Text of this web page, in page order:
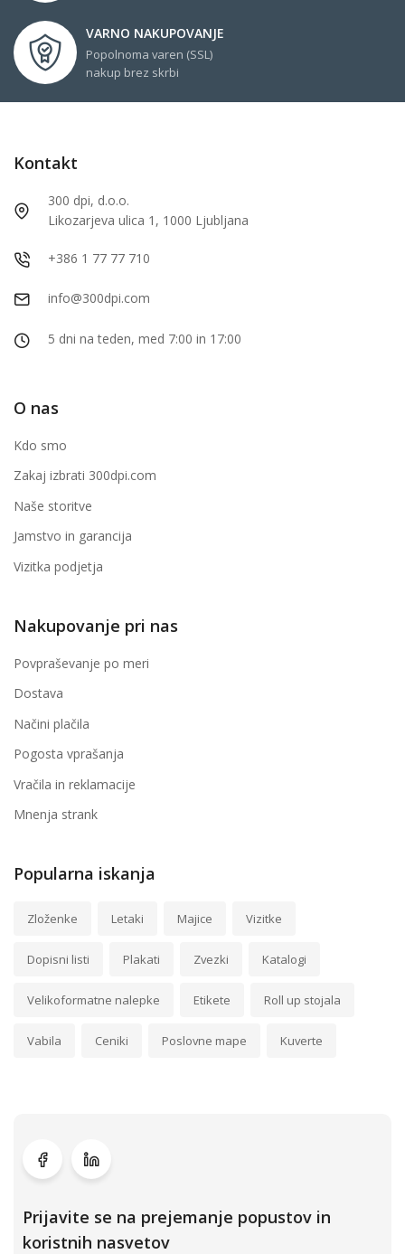
VARNO NAKUPOVANJE
Popolnoma varen (SSL)
nakup brez skrbi
Kontakt
300 dpi, d.o.o.
Likozarjeva ulica 1, 1000 Ljubljana
+386 1 77 77 710
info@300dpi.com
5 dni na teden, med 7:00 in 17:00
O nas
Kdo smo
Zakaj izbrati 300dpi.com
Naše storitve
Jamstvo in garancija
Vizitka podjetja
Nakupovanje pri nas
Povpraševanje po meri
Dostava
Načini plačila
Pogosta vprašanja
Vračila in reklamacije
Mnenja strank
Popularna iskanja
Zloženke Letaki Majice Vizitke
Dopisni listi Plakati Zvezki Katalogi
Velikoformatne nalepke Etikete Roll up stojala
Vabila Ceniki Poslovne mape Kuverte
Prijavite se na prejemanje popustov in
koristnih nasvetov